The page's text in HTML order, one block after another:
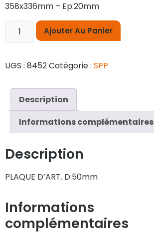
358x336mm – Ep:20mm
Ajouter Au Panier
UGS : 8452Catégorie : SPP
Description
Informations complémentaires
Description
PLAQUE D’ART. D:50mm
Informations
complémentaires